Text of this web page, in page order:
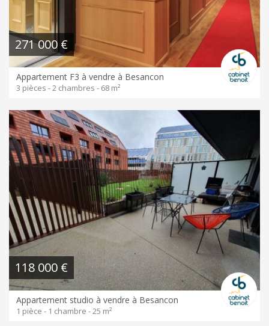
271 000 €
Appartement F3 à vendre à Besancon
3 pièces - 2 chambres - 68 m²
118 000 €
Appartement studio à vendre à Besancon
1 pièce - 1 chambre - 25 m²